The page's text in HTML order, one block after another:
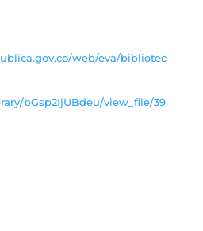
web/eva/bibliotec
bGsp2IjUBdeu/view_file/39